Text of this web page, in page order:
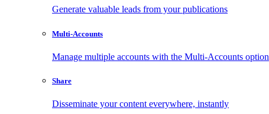
Generate valuable leads from your publications
Multi-Accounts
Manage multiple accounts with the Multi-Accounts option
Share
Disseminate your content everywhere, instantly